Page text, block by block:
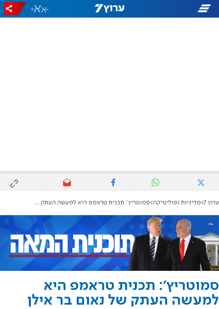
-
+
ערוץ 7 מדיניות ופוליטיקה סמוטריץ': תכנית טראמפ היא למעשה העתק של נאום בר אילן
סמוטריץ': תכנית טראמפ היא
למעשה העתק של נאום בר אילן